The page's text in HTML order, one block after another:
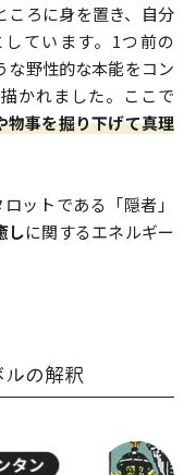
ころに身を置き、自分
ています。1つ前の
な野性的な本能をコン
かれました。ここで
物事を掘り下げて真理
ットである「隠者」
しに関するエネルギー
の解釈